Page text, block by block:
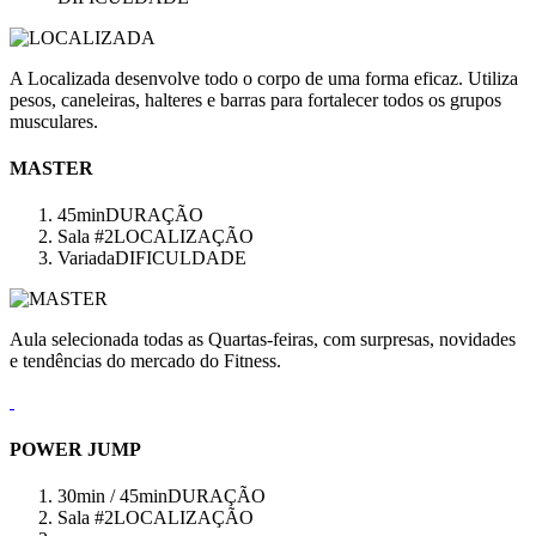
A Localizada desenvolve todo o corpo de uma forma eficaz. Utiliza
pesos, caneleiras, halteres e barras para fortalecer todos os grupos
musculares.
MASTER
45minDURAÇÃO
Sala #2LOCALIZAÇÃO
VariadaDIFICULDADE
Aula selecionada todas as Quartas-feiras, com surpresas, novidades
e tendências do mercado do Fitness.
POWER JUMP
30min / 45minDURAÇÃO
Sala #2LOCALIZAÇÃO